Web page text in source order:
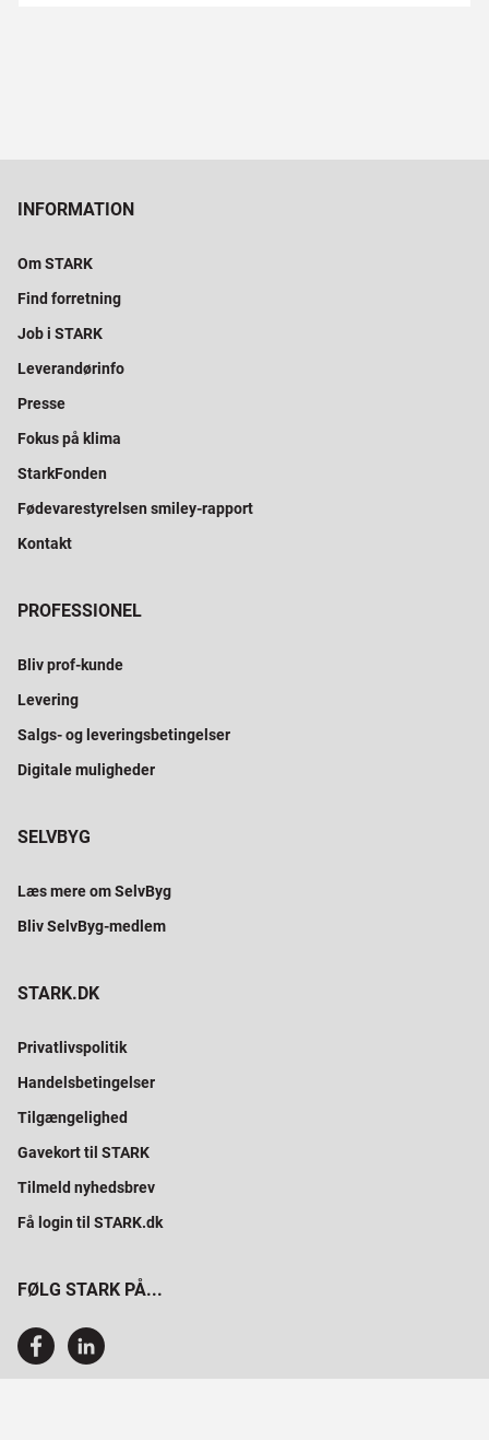
INFORMATION
Om STARK
Find forretning
Job i STARK
Leverandørinfo
Presse
Fokus på klima
StarkFonden
Fødevarestyrelsen smiley-rapport
Kontakt
PROFESSIONEL
Bliv prof-kunde
Levering
Salgs- og leveringsbetingelser
Digitale muligheder
SELVBYG
Læs mere om SelvByg
Bliv SelvByg-medlem
STARK.DK
Privatlivspolitik
Handelsbetingelser
Tilgængelighed
Gavekort til STARK
Tilmeld nyhedsbrev
Få login til STARK.dk
FØLG STARK PÅ...